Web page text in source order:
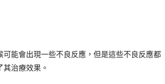
能會出現一些不良反應，但是這些不良反應都
治療效果。